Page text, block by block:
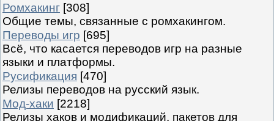
Ромхакинг [308]
Общие темы, связанные с ромхакингом.
Переводы игр [695]
Всё, что касается переводов игр на разные
языки и платформы.
Русификация [470]
Релизы переводов на русский язык.
Мод-хаки [2218]
Релизы хаков и модификаций, пакетов для